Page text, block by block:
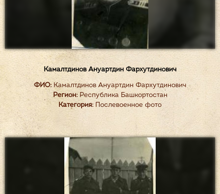
Камалтдинов Ануартдин Фархутдинович
ФИО: Камалтдинов Ануартдин Фархутдинович
Регион:Республика Башкортостан
Категория: Послевоенное фото